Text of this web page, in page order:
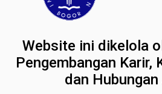
Website ini dikelola
Pengembangan Karir,
dan